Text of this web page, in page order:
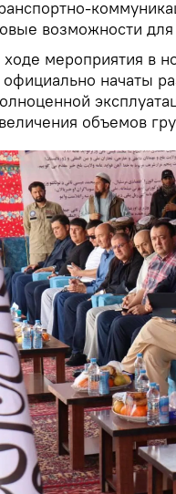
возможности
ходе мероприятия в
официально начаты
объемов